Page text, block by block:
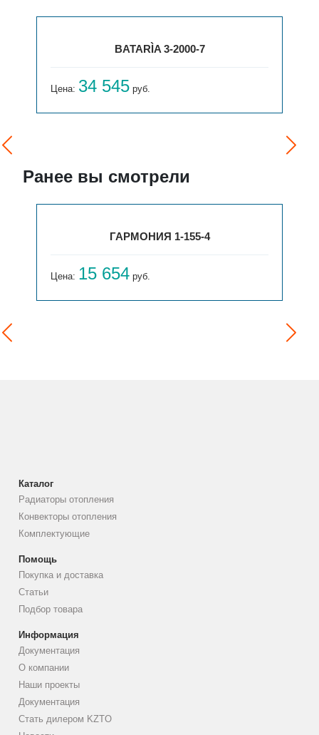
BATARÌA 3-2000-7
Цена: 34 545 руб.
Ранее вы смотрели
ГАРМОНИЯ 1-155-4
Цена: 15 654 руб.
Каталог
Радиаторы отопления
Конвекторы отопления
Комплектующие
Помощь
Покупка и доставка
Статьи
Подбор товара
Информация
Документация
О компании
Наши проекты
Документация
Стать дилером KZTO